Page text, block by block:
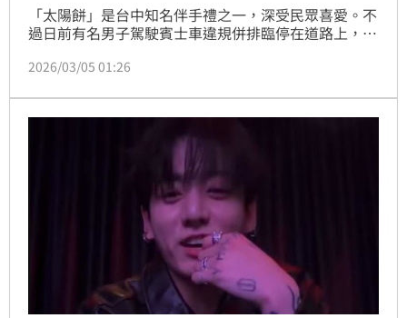
「太陽餅」是台中知名伴手禮之一，深受民眾喜愛。不
過日前有名男子駕駛賓士車違規併排臨停在道路上，只
擋道而按喇叭提醒，未料賓士駕駛瞬間暴怒，不僅衝到
還惡狠狠怒瞪後車，此囂張行徑令人傻眼。
2026/03/05 01:26